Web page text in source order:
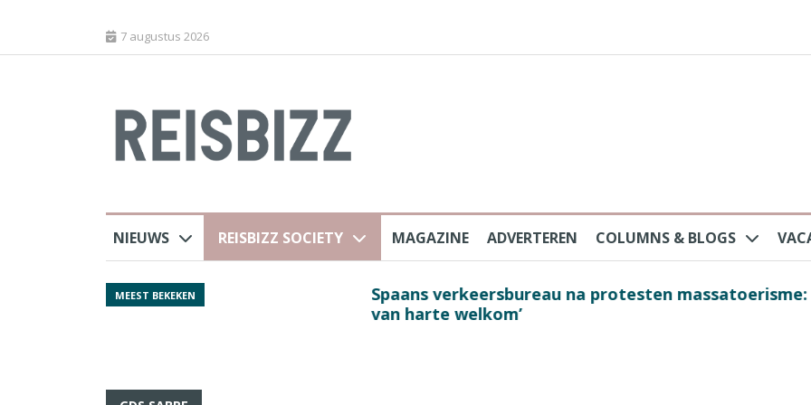
7 augustus 2026
NIEUWS REISBIZZ SOCIETY MAGAZINE ADVERTEREN COLUMNS & BLOGS
MEEST BEKEKEN
Spaans verkeersbureau na protesten massatoerisme: ‘Nederlandse
van harte welkom’